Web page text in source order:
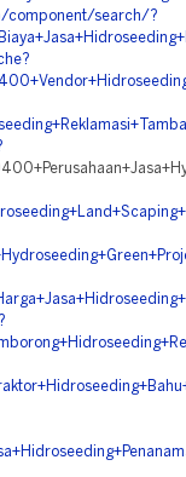
component/search/?